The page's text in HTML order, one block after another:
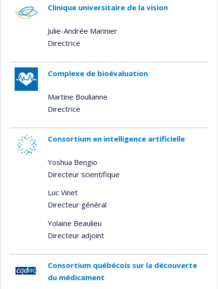
Clinique universitaire de la vision
Julie-Andrée Marinier
Directrice
Complexe de bioévaluation
Martine Boulianne
Directrice
Consortium en intelligence artificielle
Yoshua Bengio
Directeur scientifique
Luc Vinet
Directeur général
Yolaine Beaulieu
Directeur adjoint
Consortium québécois sur la découverte
du médicament